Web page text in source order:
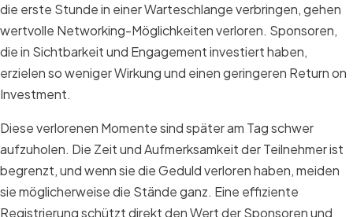
die erste Stunde in einer Warteschlange verbringen, gehen
wertvolle Networking-Möglichkeiten verloren. Sponsoren,
die in Sichtbarkeit und Engagement investiert haben,
erzielen so weniger Wirkung und einen geringeren Return on
Investment.
Diese verlorenen Momente sind später am Tag schwer
aufzuholen. Die Zeit und Aufmerksamkeit der Teilnehmer ist
begrenzt, und wenn sie die Geduld verloren haben, meiden
sie möglicherweise die Stände ganz. Eine effiziente
Registrierung schützt direkt den Wert der Sponsoren und